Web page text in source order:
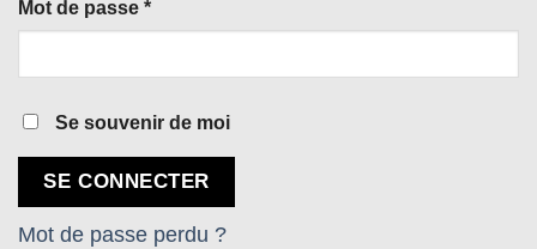
Mot de passe *Obligatoire
Se souvenir de moi
SE CONNECTER
Mot de passe perdu ?